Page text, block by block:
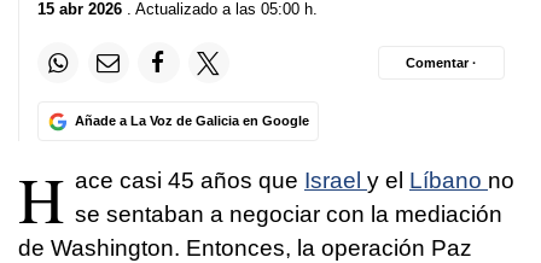
15 abr 2026 . Actualizado a las 05:00 h.
Añade a La Voz de Galicia en Google
Comentar ·
H ace casi 45 años que Israel y el Líbano no
se sentaban a negociar con la mediación
de Washington. Entonces, la operación Paz